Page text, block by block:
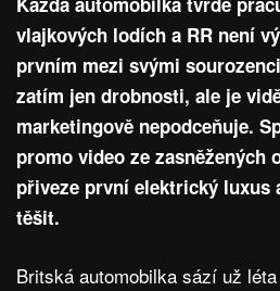
vlajkových lodích a RR není
prvním mezi svými
zatím jen drobnosti, ale je
marketingově nepodceňuje.
promo video ze zasněžených
přiveze první elektrický luxus
těšit.
Britská automobilka sází už